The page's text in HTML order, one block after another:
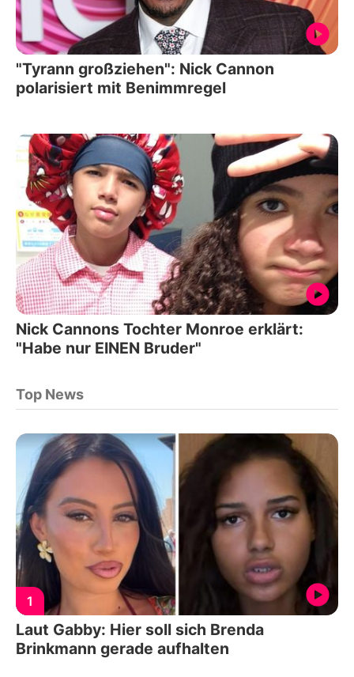
"Tyrann großziehen": Nick Cannon
polarisiert mit Benimmregel
Nick Cannons Tochter Monroe erklärt:
"Habe nur EINEN Bruder"
Top News
1
Laut Gabby: Hier soll sich Brenda
Brinkmann gerade aufhalten